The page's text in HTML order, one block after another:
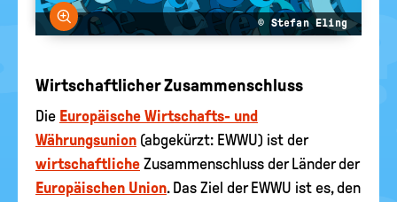
Bild vergrößern
© Stefan Eling
Wirtschaftlicher Zusammenschluss
Die Europäische Wirtschafts- und
Währungsunion (abgekürzt: EWWU) ist der
wirtschaftliche Zusammenschluss der Länder der
Europäischen Union. Das Ziel der EWWU ist es, den